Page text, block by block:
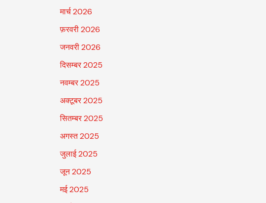
मार्च 2026
फ़रवरी 2026
जनवरी 2026
दिसम्बर 2025
नवम्बर 2025
अक्टूबर 2025
सितम्बर 2025
अगस्त 2025
जुलाई 2025
जून 2025
मई 2025